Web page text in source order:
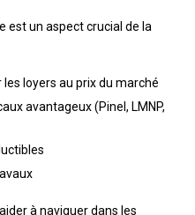
est un aspect crucial de la
loyers au prix du marché
avantageux (Pinel, LMNP,
à naviguer dans les